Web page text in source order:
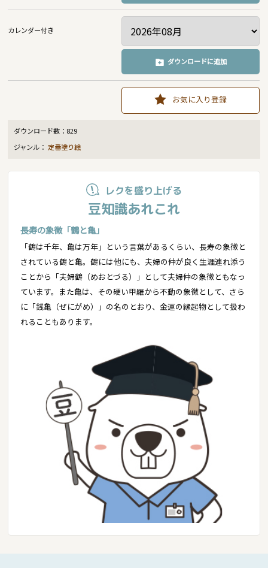
カレンダー付き
ダウンロードに追加
お気に入り登録
ダウンロード数： 829
ジャンル： 定番塗り絵
レクを盛り上げる
豆知識あれこれ
長寿の象徴「鶴と亀」
「鶴は千年、亀は万年」という言葉があるくらい、長寿の象徴と
されている鶴と亀。鶴には他にも、夫婦の仲が良く生涯連れ添う
ことから「夫婦鶴（めおとづる）」として夫婦仲の象徴ともなっ
ています。また亀は、その硬い甲羅から不動の象徴として、さら
に「銭亀（ぜにがめ）」の名のとおり、金運の縁起物として扱わ
れることもあります。